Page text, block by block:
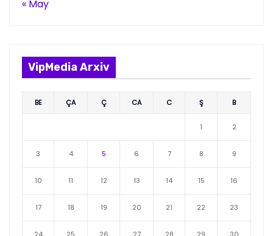
« May
VipMedia Arxiv
BE ÇA Ç CA C Ş B
1 2
3 4 5 6 7 8 9
10 11 12 13 14 15 16
17 18 19 20 21 22 23
24 25 26 27 28 29 30